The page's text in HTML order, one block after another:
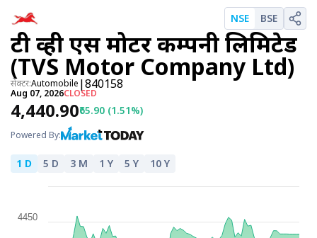
म्यूचु्अल
फंड
ऑटो
मार्केट
शेयर
NSE BSE
टी व्ही एस मोटर कम्पनी लिमिटेड
(TVS Motor Company Ltd)
सेक्टर:Automobile |840158
Aug 07, 2026CLOSED
₹4,440.90₹65.90 (1.51%)
Powered By:
1 D 5 D 3 M 1 Y 5 Y 10 Y
4450